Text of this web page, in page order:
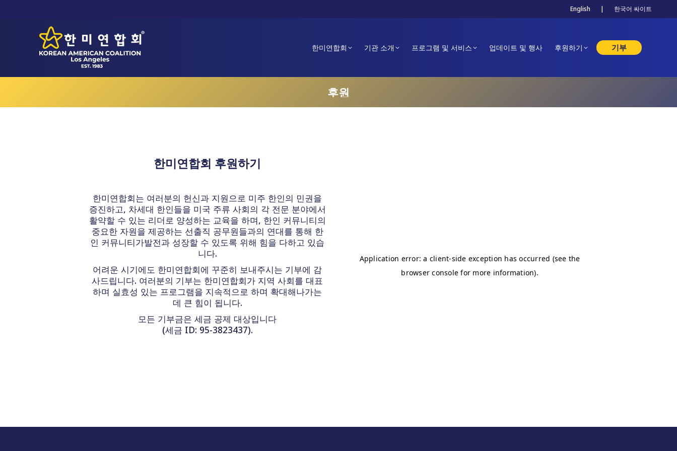
English | 한국어 싸이트
한미연합회 기관 소개 프로그램 및 서비스 업데이트 및 행사 후원하기 기부
후원
한미연합회 후원하기
한미연합회는 여러분의 헌신과 지원으로 미주 한인의 민권을
증진하고, 차세대 한인들을 미국 주류 사회의 각 전문 분야에서
활약할 수 있는 리더로 양성하는 교육을 하며, 한인 커뮤니티의
중요한 자원을 제공하는 선출직 공무원들과의 연대를 통해 한
인 커뮤니티가발전과 성장할 수 있도록 위해 힘을 다하고 있습
니다.
어려운 시기에도 한미연합회에 꾸준히 보내주시는 기부에 감
사드립니다. 여러분의 기부는 한미연합회가 지역 사회를 대표
하며 실효성 있는 프로그램을 지속적으로 하며 확대해나가는
데 큰 힘이 됩니다.
모든 기부금은 세금 공제 대상입니다
(세금 ID: 95-3823437).